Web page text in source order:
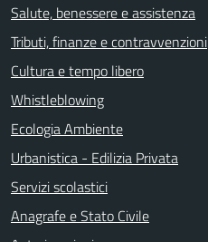
Salute, benessere e assistenza
Tributi, finanze e contravvenzioni
Cultura e tempo libero
Whistleblowing
Ecologia Ambiente
Urbanistica - Edilizia Privata
Servizi scolastici
Anagrafe e Stato Civile